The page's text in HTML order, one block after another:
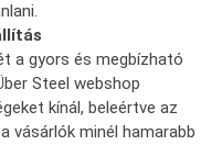
a gyors és megbízható
Steel webshop
kínál, beleértve az
vásárlók minél hamarabb